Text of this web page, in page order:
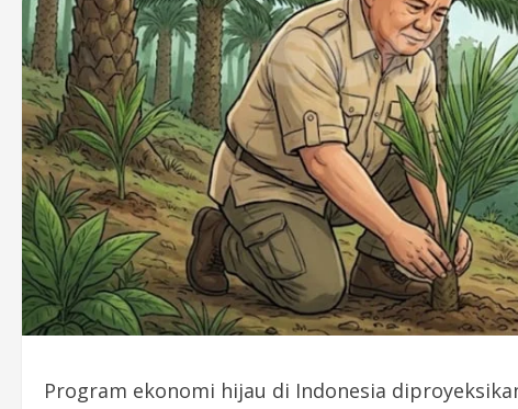
Program ekonomi hijau di Indonesia